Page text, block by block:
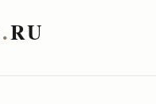
.RU